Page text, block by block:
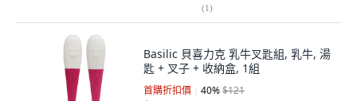
(1)
Basilic 貝喜力克 乳牛叉匙組, 乳牛, 湯
匙 + 叉子 + 收納盒, 1組
首購折扣價 40%$121